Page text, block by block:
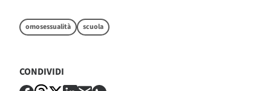
omosessualità scuola
CONDIVIDI